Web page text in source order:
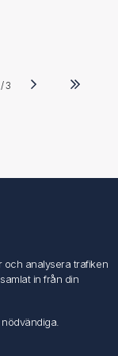
3
och analysera trafiken
in från din